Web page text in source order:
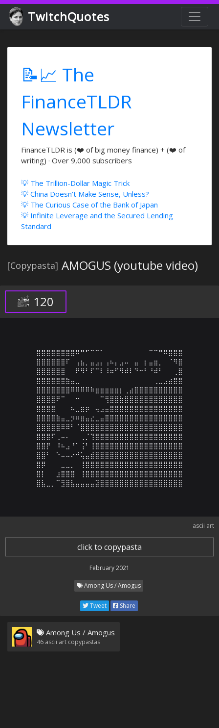
TwitchQuotes
📝📈 The
FinanceTLDR
Newsletter
FinanceTLDR is (❤️ of big money finance) + (❤️ of
writing) · Over 9,000 subscribers
💡 The Trillion-Dollar Magic Trick
💡 China Doesn't Make Sense, Unless?
💡 The Curious Case of the Bank of Japan
💡 Infinite Leverage and the Secured Lending
Standard
[Copypasta] AMOGUS (youtube video)
120
⣿⣿⣿⣿⣿⣿⣿⣿⠿⠛⠋⠉⠉⠁⠀⠀⠀⠀⠀⠀⠀⠀⠀⠉⠉⠛⠿⣿⣿⣿
⣿⣿⣿⣿⣿⣿⠏⠀⢠⣦⡀⣤⣠⡄⢠⠦⡄⣠⠤⠀⣤⠀⡆⣤⣶⡀⠀⠈⠻⣿
⣿⣿⣿⣿⣿⣿⠀⠀⠟⠻⠃⠏⠉⠇⠸⠶⠋⠻⠾⠇⠙⠒⠃⠘⠾⠃⠀⠀⢀⣿
⣿⣿⣿⣿⣿⣿⣷⣤⣀⠀⠀⠀⠀⠀⠀⠀⠀⠀⠀⠀⠀⠀⠀⠀⢀⣀⣠⣴⣿⣿
⣿⣿⣿⣿⣿⣿⣿⠿⠿⠿⠿⠷⣶⣶⣶⣶⣶⡆⢀⣴⣿⣿⣿⣿⣿⣿⣿⣿⣿⣿
⣿⣿⣿⣿⠟⠉⠀⠀⠒⠀⠀⠀⠀⠉⢻⣿⣿⣷⣿⣿⣿⣿⣿⣿⣿⣿⣿⣿⣿⣿
⣿⣿⣿⣿⠀⠀⠀⠦⣀⣶⡶⠀⢤⣠⣤⣿⣿⣿⣿⣿⣿⣿⣿⣿⣿⣿⣿⣿⣿⣿
⣿⣿⣿⣿⣷⣤⣀⡲⠶⣶⣤⣔⣀⣤⣿⣿⣿⣿⣿⣿⣿⣿⣿⣿⣿⣿⣿⣿⣿⣿
⣿⣿⣿⣿⣿⠿⠿⠃⠈⣿⣿⣿⣿⣿⣿⣿⣿⣿⣿⣿⣿⣿⣿⣿⣿⣿⣿⣿⣿⣿
⣿⣿⣿⠏⢀⠤⠄⠀⠀⢀⡈⢹⣿⣿⣿⣿⣿⣿⣿⣿⣿⣿⣿⣿⣿⣿⣿⣿⣿⣿
⣿⣿⡟⠀⠸⠦⣠⠘⠁⢨⠃⢸⣿⣿⣿⣿⣿⣿⣿⣿⣿⣿⣿⣿⣿⣿⣿⣿⣿⣿
⣿⣿⠃⠀⠑⠤⠤⠔⠚⢥⣤⣾⣿⣿⣿⣿⣿⣿⣿⣿⣿⣿⣿⣿⣿⣿⣿⣿⣿⣿
⣿⡿⠀⠀⠀⣀⣀⡀⠀⢸⣿⣿⣿⣿⣿⣿⣿⣿⣿⣿⣿⣿⣿⣿⣿⣿⣿⣿⣿⣿
⣿⡇⠀⠀⣰⣿⣿⣿⠀⢸⣿⣿⣿⣿⣿⣿⣿⣿⣿⣿⣿⣿⣿⣿⣿⣿⣿⣿⣿⣿
⣿⣧⣀⡀⠉⣻⣿⣧⣤⣤⣤⣤⣽⣿⣿⣿⣿⣿⣿⣿⣿⣿⣿⣿⣿⣿⣿⣿⣿⣿
ascii art
click to copypasta
February 2021
Among Us / Amogus
Tweet Share
Among Us / Amogus
46 ascii art copypastas